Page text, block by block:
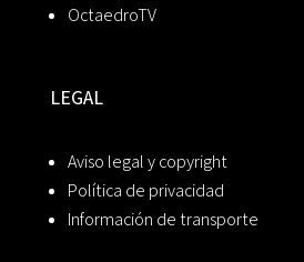
OctaedroTV
LEGAL
Aviso legal y copyright
Política de privacidad
Información de transporte